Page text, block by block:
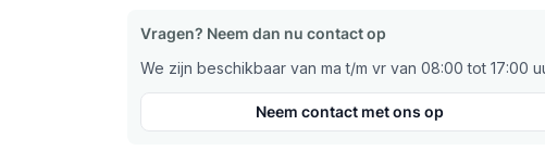
Vragen? Neem dan nu contact op
We zijn beschikbaar van ma t/m vr van 08:00 tot 17:00
Neem contact met ons op